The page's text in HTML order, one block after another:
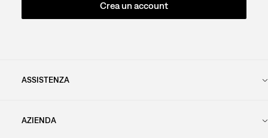
Crea un account
ASSISTENZA
AZIENDA